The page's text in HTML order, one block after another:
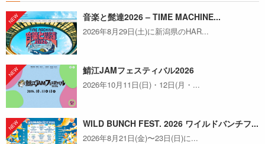
音楽と髭達2026 – TIME MACHINE...
2026年8月29日(土)に新潟県のHAR...
鯖江JAMフェスティバル2026
2026年10月11日(日)・12日(月・...
WILD BUNCH FEST. 2026 ワイルドバンチフ...
2026年8月21日(金)〜23日(日)に...